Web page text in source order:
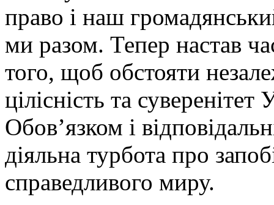
право і наш
ми разом. Тепер настав
того, щоб обстояти
цілісність та
Обов’язком і
діяльна турбота про
справедливого миру.